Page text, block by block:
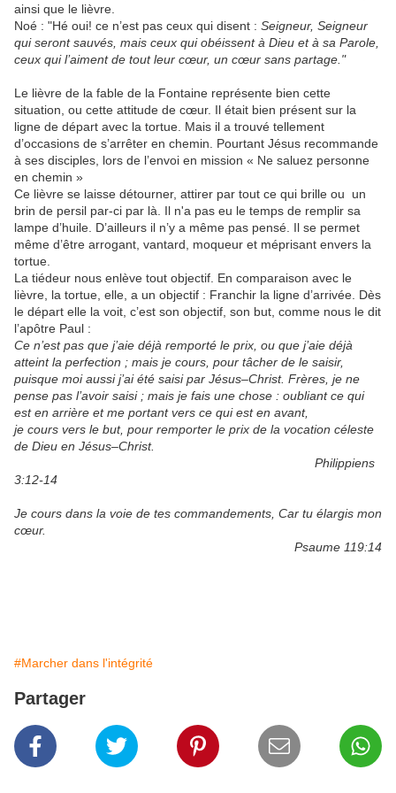
ainsi que le lièvre.
Noé : "Hé oui! ce n’est pas ceux qui disent : Seigneur, Seigneur
qui seront sauvés, mais ceux qui obéissent à Dieu et à sa Parole,
ceux qui l’aiment de tout leur cœur, un cœur sans partage."
Le lièvre de la fable de la Fontaine représente bien cette
situation, ou cette attitude de cœur. Il était bien présent sur la
ligne de départ avec la tortue. Mais il a trouvé tellement
d’occasions de s’arrêter en chemin. Pourtant Jésus recommande
à ses disciples, lors de l’envoi en mission « Ne saluez personne
en chemin »
Ce lièvre se laisse détourner, attirer par tout ce qui brille ou un
brin de persil par-ci par là. Il n'a pas eu le temps de remplir sa
lampe d’huile. D’ailleurs il n’y a même pas pensé. Il se permet
même d’être arrogant, vantard, moqueur et méprisant envers la
tortue.
La tiédeur nous enlève tout objectif. En comparaison avec le
lièvre, la tortue, elle, a un objectif : Franchir la ligne d’arrivée. Dès
le départ elle la voit, c’est son objectif, son but, comme nous le dit
l’apôtre Paul :
Ce n’est pas que j’aie déjà remporté le prix, ou que j’aie déjà
atteint la perfection ; mais je cours, pour tâcher de le saisir,
puisque moi aussi j’ai été saisi par Jésus–Christ. Frères, je ne
pense pas l’avoir saisi ; mais je fais une chose : oubliant ce qui
est en arrière et me portant vers ce qui est en avant,
je cours vers le but, pour remporter le prix de la vocation céleste
de Dieu en Jésus–Christ.
Philippiens
3:12-14
Je cours dans la voie de tes commandements, Car tu élargis mon
cœur.
Psaume 119:14
#Marcher dans l'intégrité
Partager